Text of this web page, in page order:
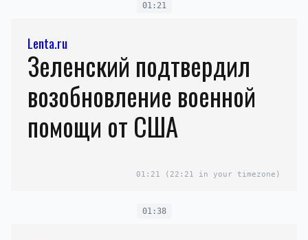
01:21
Lenta.ru
Зеленский подтвердил
возобновление военной
помощи от США
01:21 (22:21 in your timezone)
01:38